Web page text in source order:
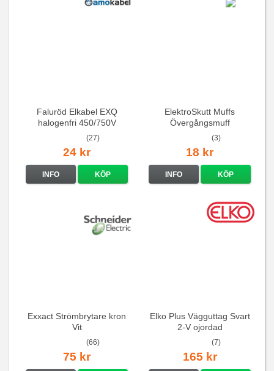
Faluröd Elkabel EXQ
halogenfri 450/750V
(27)
24 kr
INFO KÖP
ElektroSkutt Muffs
Övergångsmuff
(3)
18 kr
INFO KÖP
Exxact Strömbrytare kron
Vit
(66)
75 kr
Elko Plus Vägguttag Svart
2-V ojordad
(7)
165 kr